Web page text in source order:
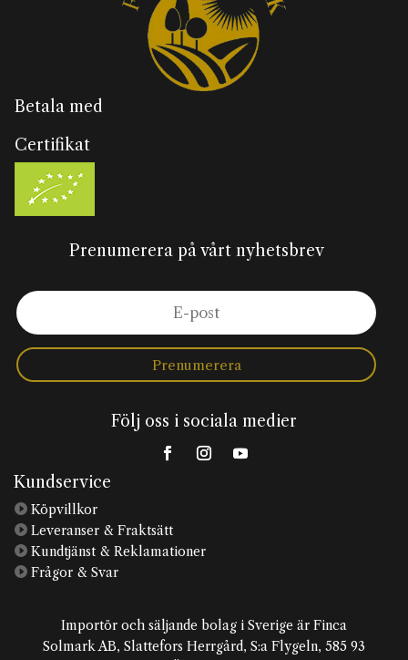
Betala med
Certifikat
Prenumerera på vårt nyhetsbrev
Prenumerera
Följ oss i sociala medier
Kundservice
 Köpvillkor
 Leveranser & Fraktsätt
 Kundtjänst & Reklamationer
 Frågor & Svar
Importör och säljande bolag i Sverige är Finca
Solmark AB, Slattefors Herrgård, S:a Flygeln, 585 93